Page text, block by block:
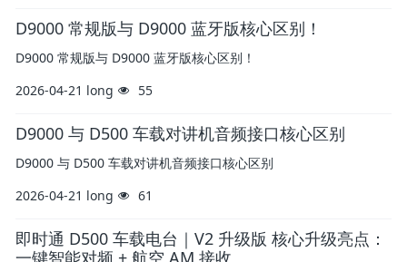
D9000 常规版与 D9000 蓝牙版核心区别！
D9000 常规版与 D9000 蓝牙版核心区别！
2026-04-21 long 55
D9000 与 D500 车载对讲机音频接口核心区别
D9000 与 D500 车载对讲机音频接口核心区别
2026-04-21 long 61
即时通 D500 车载电台｜V2 升级版 核心升级亮点：
一键智能对频 + 航空 AM 接收